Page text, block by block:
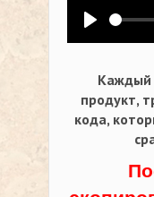
Каждый
продукт,
кода,